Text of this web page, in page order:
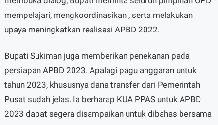
mempelajari, mengkoordinasikan , serta melakukan
upaya meningkatkan realisasi APBD 2022.
Bupati Sukiman juga memberikan penekanan pada
persiapan APBD 2023. Apalagi pagu anggaran untuk
tahun 2023, khususnya dana transfer dari Pemerintah
Pusat sudah jelas. Ia berharap KUA PPAS untuk APBD
2023 dapat segera disampaikan untuk dibahas bersama